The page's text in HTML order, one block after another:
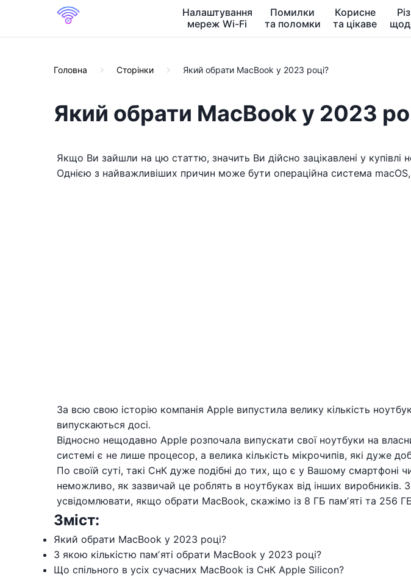
Налаштування
мереж Wi-Fi
Помилки
та поломки
Корисне
та цікаве
Головна Сторінки Який обрати MacBook у 2023 році?
Який обрати MacBook у 2023
Якщо Ви зайшли на цю статтю, значить Ви дійсно зацікавлені у
Однією з найважливіших причин може бути операційна система
За всю свою історію компанія Apple випустила велику кількість
випускаються досі.
Відносно нещодавно Apple розпочала випускати свої ноутбуки на
системі є не лише процесор, а велика кількість мікрочипів, які дуже
По своїй суті, такі СнК дуже подібні до тих, що є у Вашому смартфоні
неможливо, як зазвичай це роблять в ноутбуках від інших
усвідомлювати, якщо обрати MacBook, скажімо із 8 ГБ памʼяті та 256
Зміст:
Який обрати MacBook у 2023 році?
З якою кількістю памʼяті обрати MacBook у 2023 році?
Що спільного в усіх сучасних MacBook із СнК Apple Silicon?